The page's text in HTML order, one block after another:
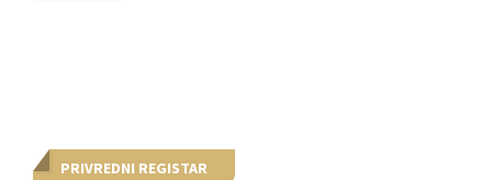
PRIVREDNI REGISTAR